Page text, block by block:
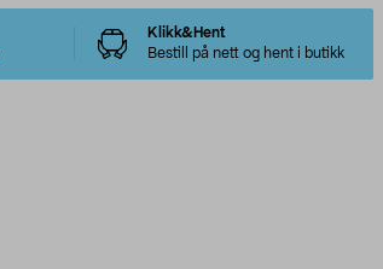
Klikk&Hent
Bestill på nett og hent i butikk